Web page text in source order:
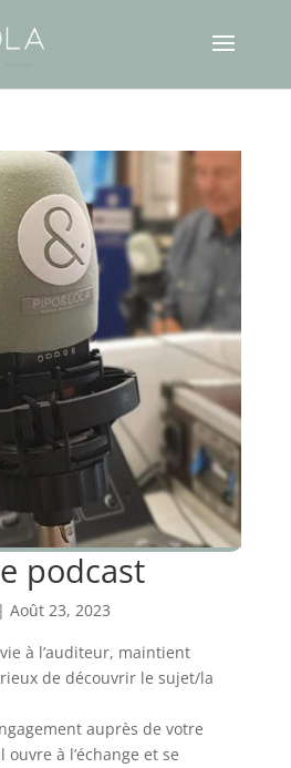
podcast
| Août 23, 2023
à l’auditeur, maintient
de découvrir le sujet/la
auprès de votre
à l’échange et se